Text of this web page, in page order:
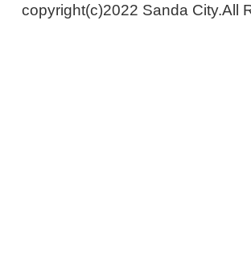
copyright(c)2022 Sanda City.All